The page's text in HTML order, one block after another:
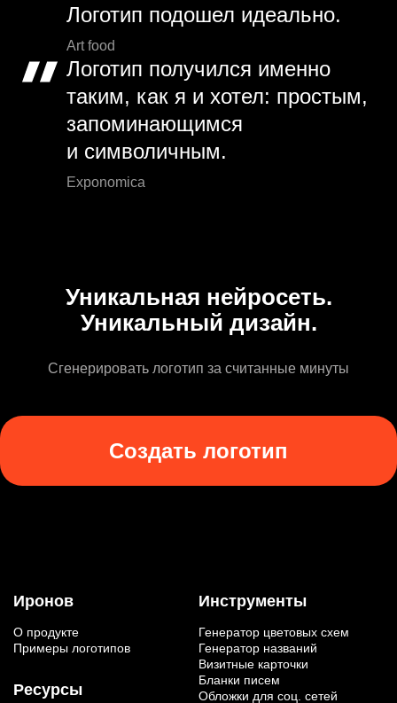
Логотип подошел идеально.
Art food
Логотип получился именно
таким, как я и хотел: простым,
запоминающимся
и символичным.
Exponomica
Уникальная нейросеть.
Уникальный дизайн.
Сгенерировать логотип за считанные минуты
Создать логотип
Иронов
О продукте
Примеры логотипов
Ресурсы
Инструменты
Генератор цветовых схем
Генератор названий
Визитные карточки
Бланки писем
Обложки для соц. сетей